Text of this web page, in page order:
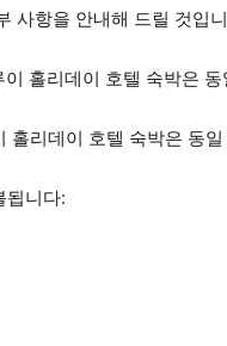
사항을 안내해 드릴 것입
홀리데이 호텔 숙박은
리데이 호텔 숙박은 동
됩니다: